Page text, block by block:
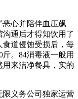
心并陪伴血压飙
通后才得知饮用了
食道侵蚀受损后，每
。84消毒液一般用
来洁净餐具，实的
义务公司独家运营